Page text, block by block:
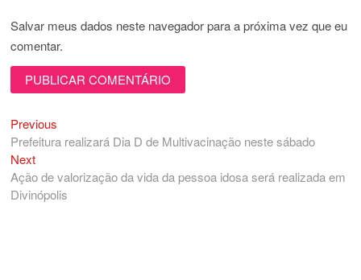
Salvar meus dados neste navegador para a próxima vez que eu
comentar.
Navegação
de
Post
Previous
post:
Prefeitura realizará Dia D de Multivacinação neste sábado
NextNext
post:
Ação de valorização da vida da pessoa idosa será realizada em
Divinópolis